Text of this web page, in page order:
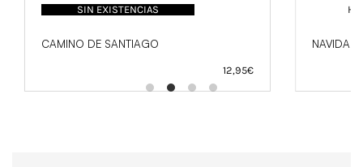
SIN EXISTENCIAS
CAMINO DE SANTIAGO
12,95€
NAVIDAD